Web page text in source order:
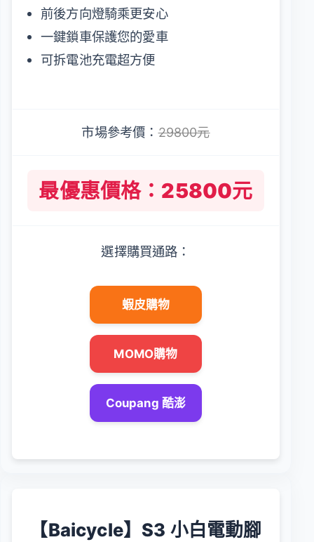
前後方向燈騎乘更安心
一鍵鎖車保護您的愛車
可拆電池充電超方便
市場參考價：29800元
最優惠價格：25800元
選擇購買通路：
蝦皮購物
MOMO購物
Coupang 酷澎
【Baicycle】S3 小白電動腳